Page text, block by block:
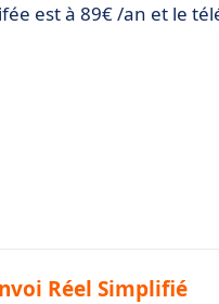
est à 89€ /an et le
Réel Simplifié